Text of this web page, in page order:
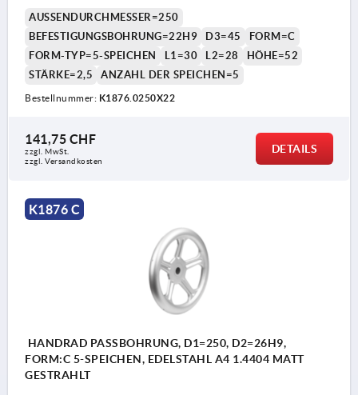
AUSSENDURCHMESSER=250
BEFESTIGUNGSBOHRUNG=22H9
D3=45
FORM=C
FORM-TYP=5-SPEICHEN
L1=30 L2=28
HÖHE=52
STÄRKE=2,5
ANZAHL DER SPEICHEN=5
Bestellnummer: K1876.0250X22
141,75 CHF
zzgl. MwSt.
zzgl. Versandkosten
DETAILS
K1876 C
HANDRAD PASSBOHRUNG, D1=250, D2=26H9,
FORM:C 5-SPEICHEN, EDELSTAHL A4 1.4404 MATT
GESTRAHLT